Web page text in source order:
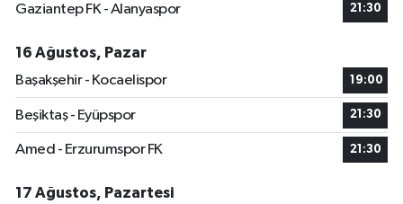
Gaziantep FK - Alanyaspor 21:30
16 Ağustos, Pazar
Başakşehir - Kocaelispor
19:00
Beşiktaş - Eyüpspor 21:30
Amed - Erzurumspor FK 21:30
17 Ağustos, Pazartesi